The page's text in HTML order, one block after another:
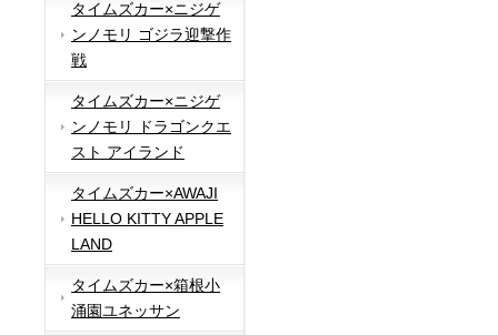
タイムズカー×ニジゲ
ンノモリ ゴジラ迎撃作
戦
タイムズカー×ニジゲ
ンノモリ ドラゴンクエ
スト アイランド
タイムズカー×AWAJI
HELLO KITTY APPLE
LAND
タイムズカー×箱根小
涌園ユネッサン